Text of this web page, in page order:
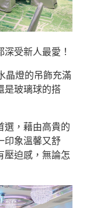
受新人最愛！
晶燈的吊飾充滿
是玻璃球的搭
選，藉由高貴的
印象溫馨又舒
壓迫感，無論怎